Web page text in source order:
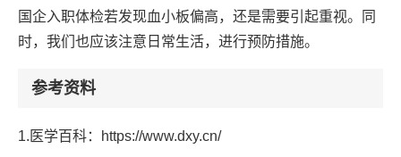
国企入职体检若发现血小板偏高，还是需要引起重视。同
时，我们也应该注意日常生活，进行预防措施。
参考资料
1.医学百科：https://www.dxy.cn/